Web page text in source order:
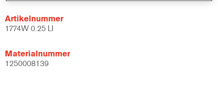
Artikelnummer
1774W 0.25 LI
Materialnummer
1250008139